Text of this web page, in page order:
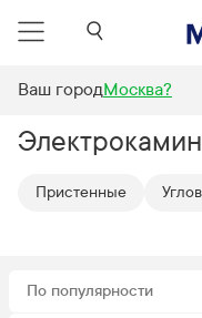
Ваш городМосква?
Камины и печи
Пристенные
По популярности